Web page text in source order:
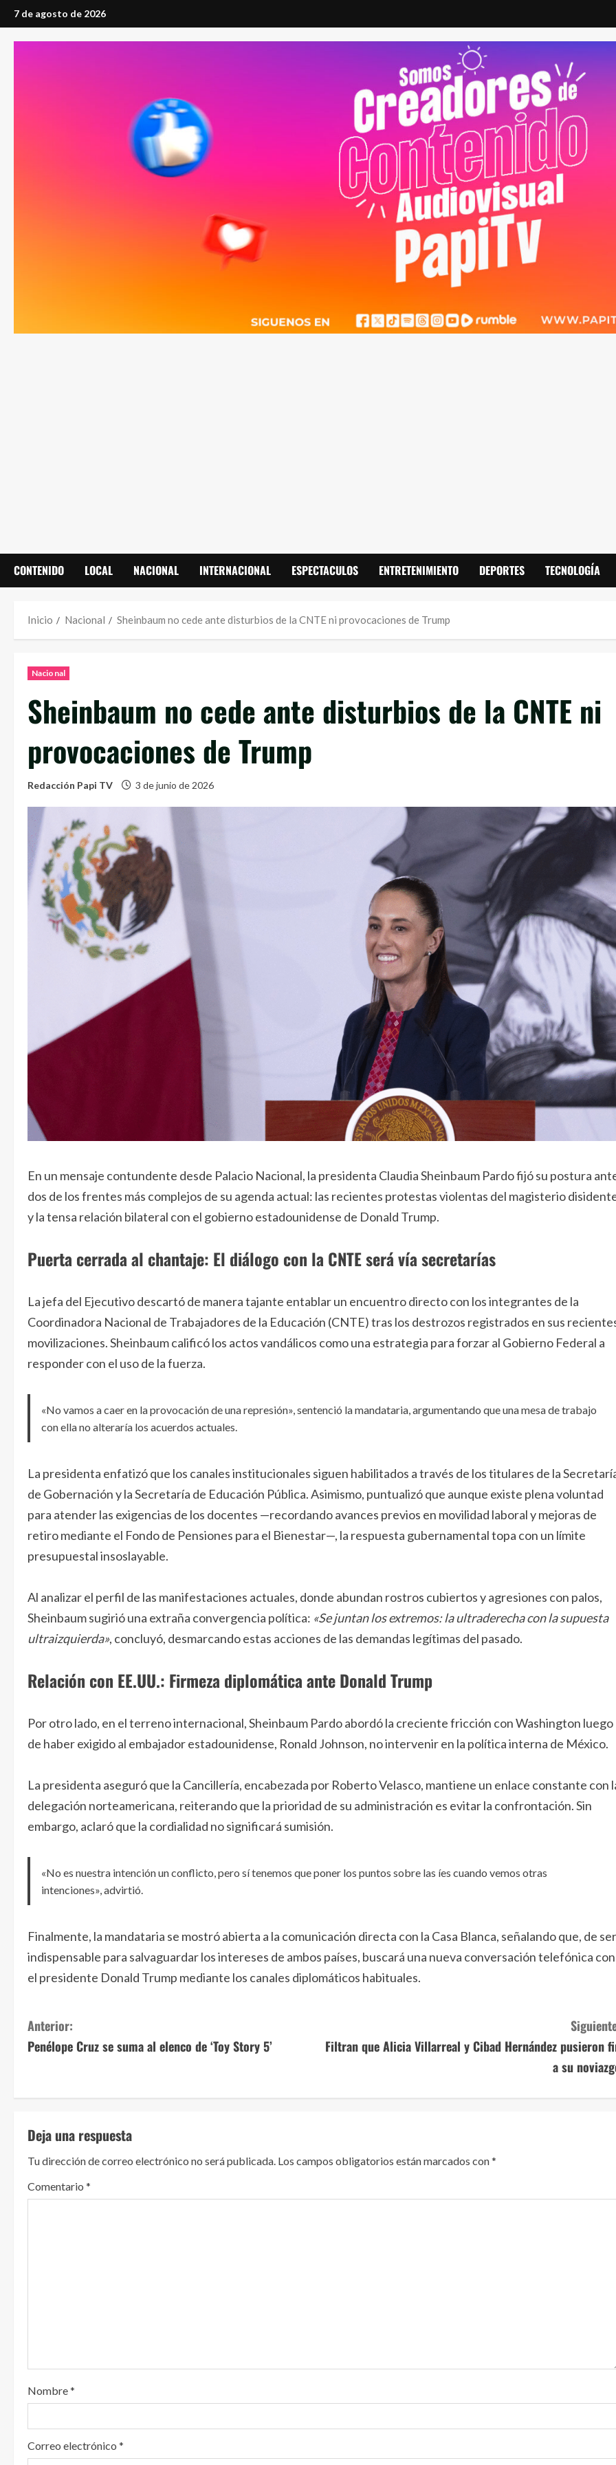
Saltar
al
contenido
7 de agosto de 2026
CONTENIDO LOCAL NACIONAL INTERNACIONAL ESPECTACULOS ENTRETENIMIENTO DEPORTES TECNOLOGÍA
Inicio Nacional Sheinbaum no cede ante disturbios de la CNTE ni provocaciones de Trump
Nacional
Sheinbaum no cede ante disturbios de la CNTE ni
provocaciones de Trump
Redacción Papi TV 3 de junio de 2026
En un mensaje contundente desde Palacio Nacional, la presidenta Claudia Sheinbaum Pardo fijó su postura
dos de los frentes más complejos de su agenda actual: las recientes protestas violentas del magisterio
y la tensa relación bilateral con el gobierno estadounidense de Donald Trump.
Puerta cerrada al chantaje: El diálogo con la CNTE será vía secretarías
La jefa del Ejecutivo descartó de manera tajante entablar un encuentro directo con los integrantes de la
Coordinadora Nacional de Trabajadores de la Educación (CNTE) tras los destrozos registrados en sus
movilizaciones. Sheinbaum calificó los actos vandálicos como una estrategia para forzar al Gobierno Federal a
responder con el uso de la fuerza.
«No vamos a caer en la provocación de una represión», sentenció la mandataria, argumentando que una mesa de trabajo
con ella no alteraría los acuerdos actuales.
La presidenta enfatizó que los canales institucionales siguen habilitados a través de los titulares de la
de Gobernación y la Secretaría de Educación Pública. Asimismo, puntualizó que aunque existe plena voluntad
para atender las exigencias de los docentes —recordando avances previos en movilidad laboral y mejoras de
retiro mediante el Fondo de Pensiones para el Bienestar—, la respuesta gubernamental topa con un límite
presupuestal insoslayable.
Al analizar el perfil de las manifestaciones actuales, donde abundan rostros cubiertos y agresiones con palos,
Sheinbaum sugirió una extraña convergencia política: «Se juntan los extremos: la ultraderecha con la supuesta
ultraizquierda», concluyó, desmarcando estas acciones de las demandas legítimas del pasado.
Relación con EE.UU.: Firmeza diplomática ante Donald Trump
Por otro lado, en el terreno internacional, Sheinbaum Pardo abordó la creciente fricción con Washington luego
de haber exigido al embajador estadounidense, Ronald Johnson, no intervenir en la política interna de México.
La presidenta aseguró que la Cancillería, encabezada por Roberto Velasco, mantiene un enlace constante con
delegación norteamericana, reiterando que la prioridad de su administración es evitar la confrontación. Sin
embargo, aclaró que la cordialidad no significará sumisión.
«No es nuestra intención un conflicto, pero sí tenemos que poner los puntos sobre las íes cuando vemos otras
intenciones», advirtió.
Finalmente, la mandataria se mostró abierta a la comunicación directa con la Casa Blanca, señalando que, de ser
indispensable para salvaguardar los intereses de ambos países, buscará una nueva conversación telefónica con
el presidente Donald Trump mediante los canales diplomáticos habituales.
S
i
e
l
e
Anterior:
Penélope Cruz se suma al elenco de ‘Toy Story 5’
Filtran que Alicia Villarreal y Cibad Hernández pusieron
a su
Deja una respuesta
Tu dirección de correo electrónico no será publicada. Los campos obligatorios están marcados con*
Comentario *
Nombre*
Correo electrónico *